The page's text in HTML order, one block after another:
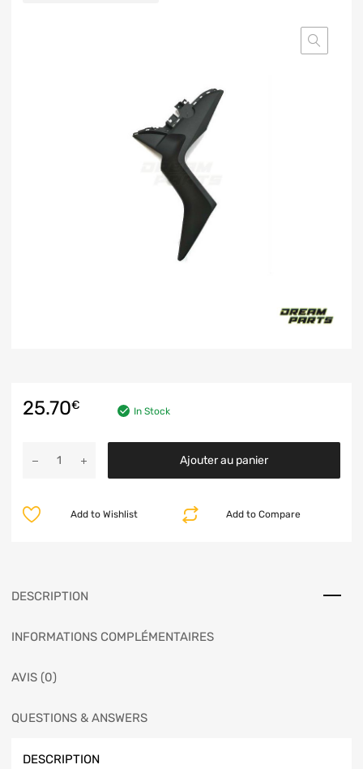
25.70€ In Stock
Ajouter au panier
Add to Compare
Add to Wishlist
DESCRIPTION
INFORMATIONS COMPLÉMENTAIRES
AVIS (0)
QUESTIONS & ANSWERS
DESCRIPTION